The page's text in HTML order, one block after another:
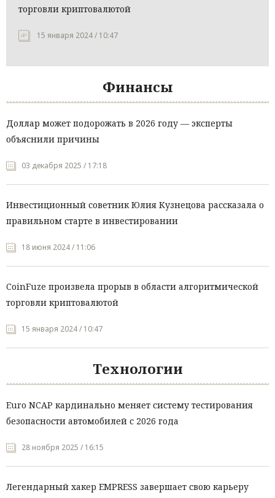
торговли криптовалютой
15 января 2024 / 10:47
Финансы
Доллар может подорожать в 2026 году — эксперты
объяснили причины
03 декабря 2025 / 17:18
Инвестиционный советник Юлия Кузнецова рассказала о
правильном старте в инвестировании
18 июня 2024 / 11:06
CoinFuze произвела прорыв в области алгоритмической
торговли криптовалютой
15 января 2024 / 10:47
Технологии
Euro NCAP кардинально меняет систему тестирования
безопасности автомобилей с 2026 года
28 ноября 2025 / 16:15
Легендарный хакер EMPRESS завершает свою карьеру